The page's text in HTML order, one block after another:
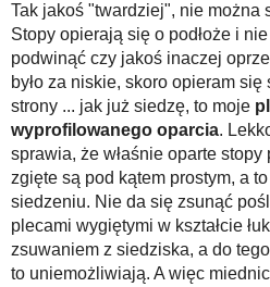
Tak jakoś "twardziej", nie można
Stopy opierają się o podłoże i
podwinąć czy jakoś inaczej
było za niskie, skoro opieram
strony ... jak już siedzę, to moje
wyprofilowanego oparcia.
sprawia, że właśnie oparte
zgięte są pod kątem prostym, a
siedzeniu. Nie da się zsunąć
plecami wygiętymi w kształcie
zsuwaniem z siedziska, a do
to uniemożliwiają. A więc